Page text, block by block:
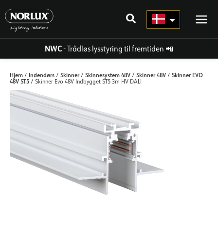
indhold
NWC- Trådløs lysstyring til fremtiden 📲
Hjem / Indendørs / Skinner/ Skinnesystem 48V / Skinner 48V / Skinner EVO
48V ST5 / Skinner Evo 48V Indbygget ST5 3m HV DALI